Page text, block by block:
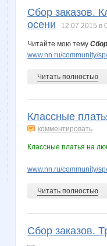
Сбор заказов.
осени
12.07.2015 в
Читайте мою тему
www.nn.ru/community/
Читать полностью
Классные
комментировать
Классные платья на
www.nn.ru/community/
Читать полностью
Сбор заказов.